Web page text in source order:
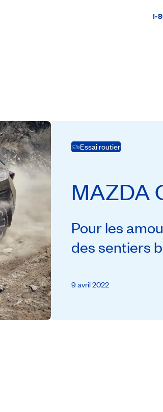
1-
Essai routier
MAZDA
Pour les
des sentiers
9 avril 2022